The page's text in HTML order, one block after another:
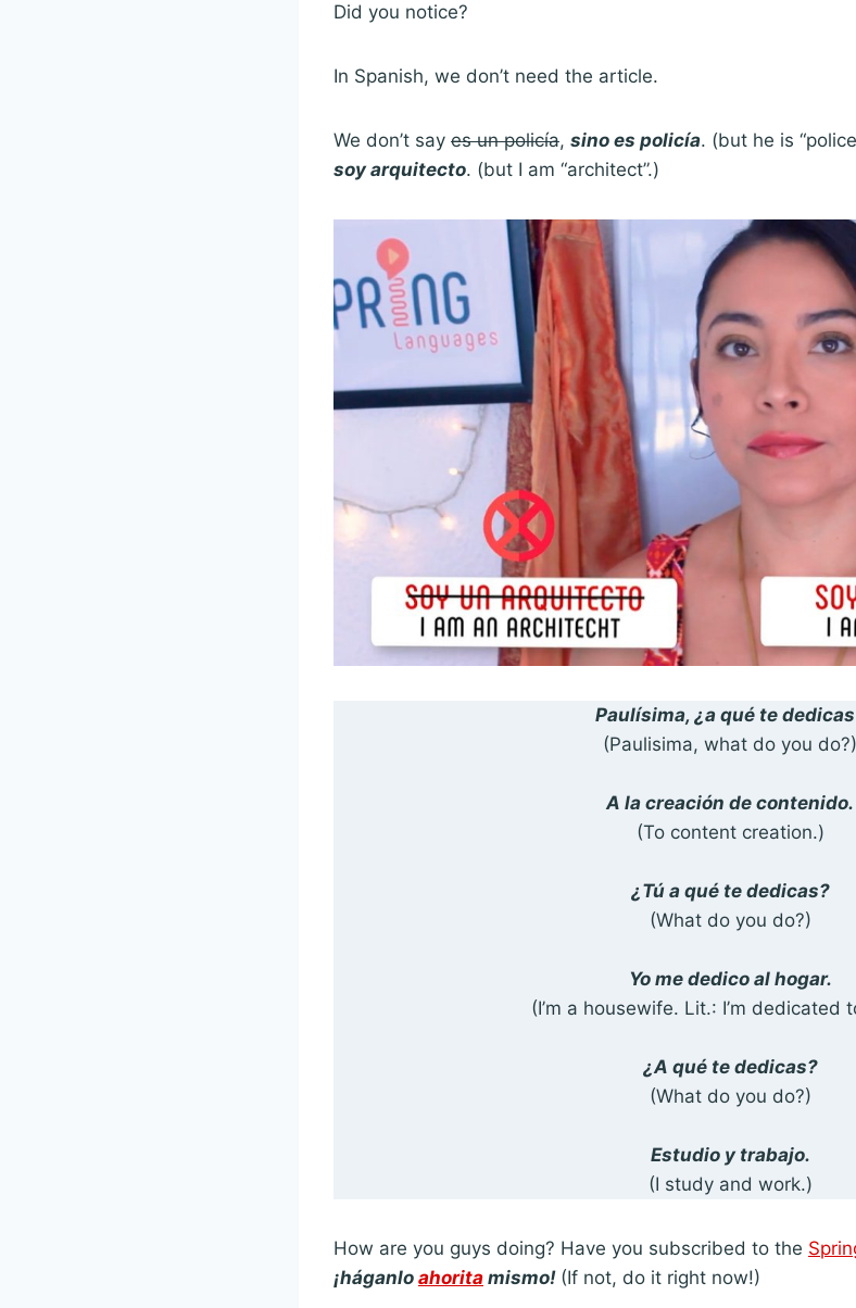
Did you notice?
In Spanish, we don’t need the article.
We don’t say es un policía, sino es policía. (but he is
soy arquitecto. (but I am “architect”.)
Paulísima, ¿a qué te
(Paulisima, what do you do?)
A la creación de contenido.
(To content creation.)
¿Tú a qué te dedicas?
(What do you do?)
Yo me dedico al hogar.
(I’m a housewife. Lit.: I’m dedicated
¿A qué te dedicas?
(What do you do?)
Estudio y trabajo.
(I study and work.)
How are you guys doing? Have you subscribed to the
¡háganlo ahorita mismo! (If not, do it right now!)